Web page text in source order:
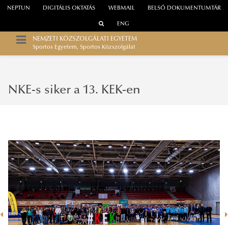
WEBMAIL
NEPTUN DIGITÁLIS OKTATÁS BELSŐ DOKUMENTUMTÁR
ENG
NEMZETI KÖZSZOLGÁLATI EGYETEM
Sportos Egyetem, Sportos Közszolgálat
NKE-s siker a 13. KEK-en